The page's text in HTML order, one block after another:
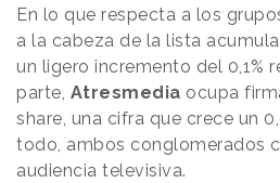
En lo que respecta a los
a la cabeza de la lista
un ligero incremento del 0,1%
parte, Atresmedia ocupa
share, una cifra que crece un
todo, ambos conglomerados
audiencia televisiva.